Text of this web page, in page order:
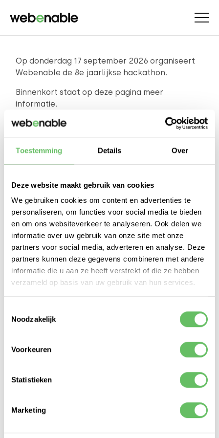
Toestemming Details Over
Deze website maakt gebruik van cookies
We gebruiken cookies om content en advertenties te
personaliseren, om functies voor social media te bieden
en om ons websiteverkeer te analyseren. Ook delen we
informatie over uw gebruik van onze site met onze
partners voor social media, adverteren en analyse. Deze
partners kunnen deze gegevens combineren met andere
informatie die u aan ze heeft verstrekt of die ze hebben
verzameld op basis van uw gebruik van hun services.
Noodzakelijk
Voorkeuren
Statistieken
Marketing
Op donderdag 17 september 2026 organiseert
Webenable de 8e jaarlijkse hackathon.
Binnenkort staat op deze pagina meer
informatie.
Heb je nu al vragen? Stuur dan een e-mail naar
casper@webenable.nl.
CASPER DE GEUS
Bedenkt samen met jou de beste oplossingen.
casper@webenable.nl
06 236 44 628
VRAGEN?